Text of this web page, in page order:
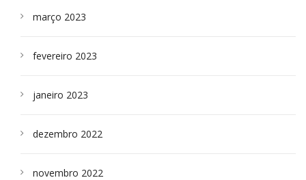
março 2023
fevereiro 2023
janeiro 2023
dezembro 2022
novembro 2022